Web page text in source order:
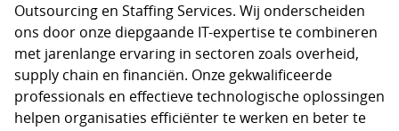
Outsourcing en Staffing Services. Wij onderscheiden
ons door onze diepgaande IT-expertise te combineren
met jarenlange ervaring in sectoren zoals overheid,
supply chain en financiën. Onze gekwalificeerde
professionals en effectieve technologische oplossingen
helpen organisaties efficiënter te werken en beter te